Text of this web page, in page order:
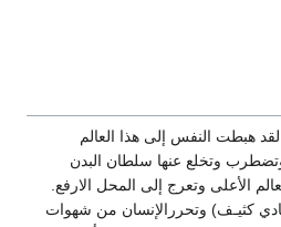
هبطت النفس إلى هذا العالم
وتخلع عنها سلطان البدن
الأعلى وتعرج إلى المحل الارفع.
كثيـف) وتحررالإنسان من شهوات